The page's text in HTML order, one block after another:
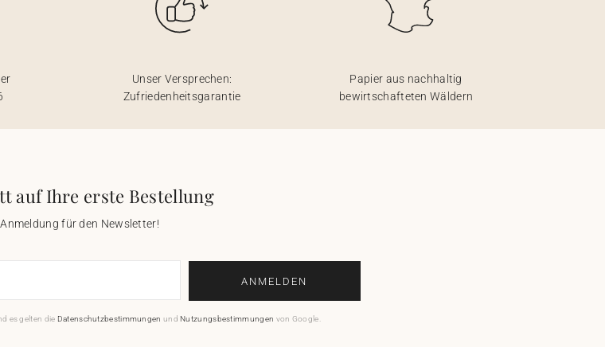
Unser Versprechen:
Zufriedenheitsgarantie
Papier aus nachhaltig
bewirtschafteten Wäldern
auf Ihre erste Bestellung
für den Newsletter!
ANMELDEN
es gelten die Datenschutzbestimmungen und Nutzungsbestimmungen von Google.